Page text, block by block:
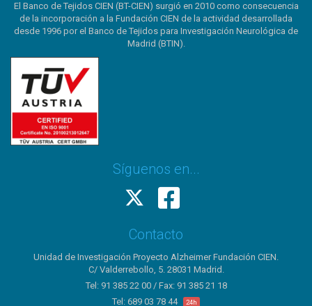
El Banco de Tejidos CIEN (BT-CIEN) surgió en 2010 como consecuencia
de la incorporación a la Fundación CIEN de la actividad desarrollada
desde 1996 por el Banco de Tejidos para Investigación Neurológica de
Madrid (BTIN).
Síguenos en...
Contacto
Unidad de Investigación Proyecto Alzheimer Fundación CIEN.
C/ Valderrebollo, 5. 28031 Madrid.
Tel: 91 385 22 00 / Fax: 91 385 21 18
Tel: 689 03 78 44
24h